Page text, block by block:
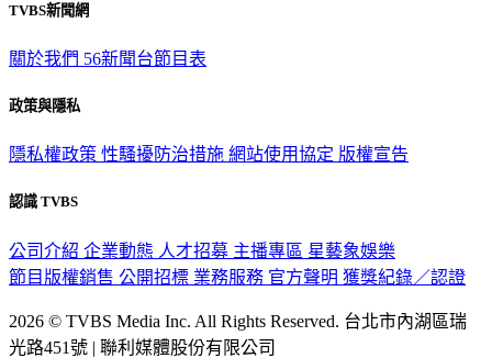
TVBS新聞網
關於我們 56新聞台節目表
政策與隱私
隱私權政策 性騷擾防治措施 網站使用協定 版權宣告
認識 TVBS
公司介紹 企業動態 人才招募 主播專區 星藝象娛樂
節目版權銷售 公開招標 業務服務 官方聲明 獲獎紀錄／認證
2026 © TVBS Media Inc. All Rights Reserved. 台北市內湖區瑞
光路451號 | 聯利媒體股份有限公司